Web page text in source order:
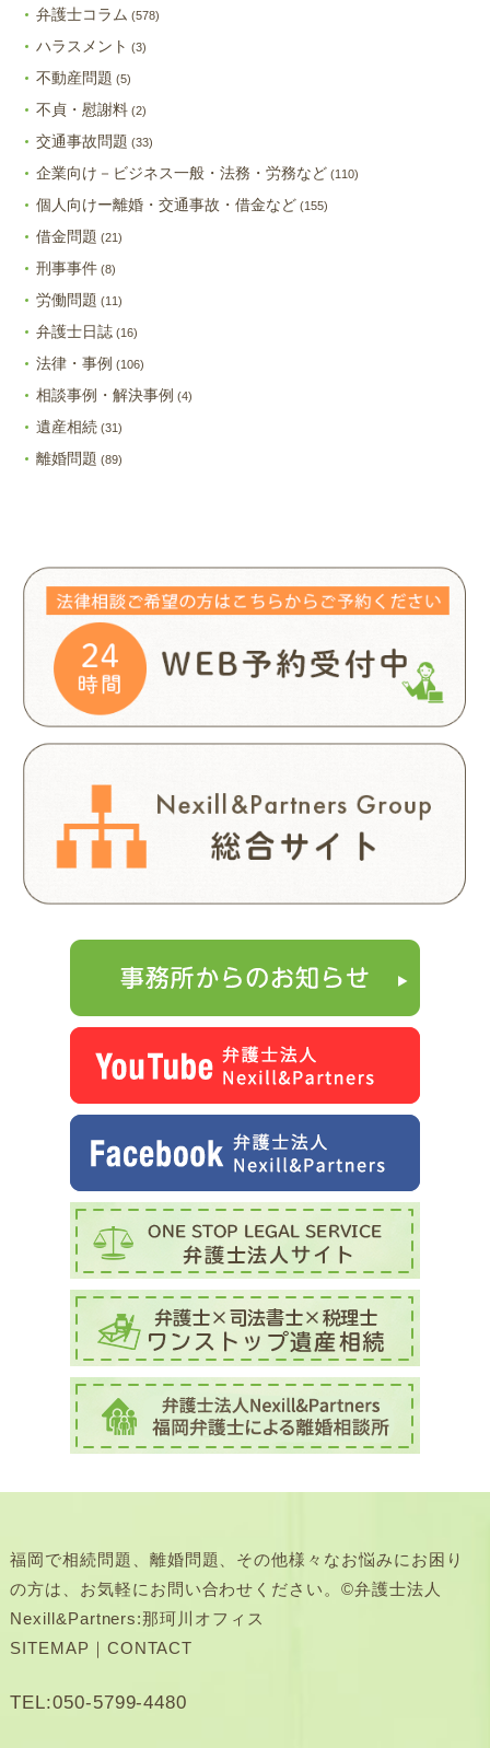
弁護士コラム (578)
ハラスメント (3)
不動産問題 (5)
不貞・慰謝料(2)
交通事故問題 (33)
企業向け－ビジネス一般・法務・労務など(110)
個人向けー離婚・交通事故・借金など(155)
借金問題 (21)
刑事事件(8)
労働問題 (11)
弁護士日誌(16)
法律・事例 (106)
相談事例・解決事例 (4)
遺産相続(31)
離婚問題 (89)
福岡で相続問題、離婚問題、その他様々なお悩みにお困り
の方は、お気軽にお問い合わせください。©弁護士法人
Nexill&Partners:那珂川オフィス
SITEMAP ｜ CONTACT
TEL:050-5799-4480